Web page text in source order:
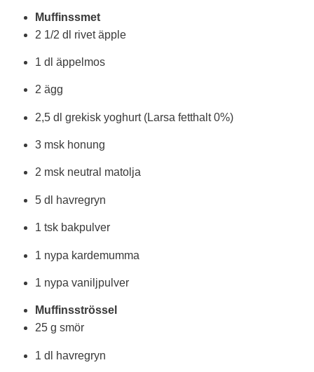
Muffinssmet
2 1/2 dl rivet äpple
1 dl äppelmos
2 ägg
2,5 dl grekisk yoghurt (Larsa fetthalt 0%)
3 msk honung
2 msk neutral matolja
5 dl havregryn
1 tsk bakpulver
1 nypa kardemumma
1 nypa vaniljpulver
Muffinsströssel
25 g smör
1 dl havregryn